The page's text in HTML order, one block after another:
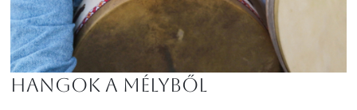
Hangok a mélyből